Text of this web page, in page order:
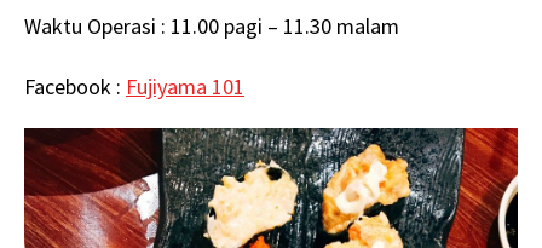
Waktu Operasi : 11.00 pagi – 11.30 malam
Facebook : Fujiyama 101